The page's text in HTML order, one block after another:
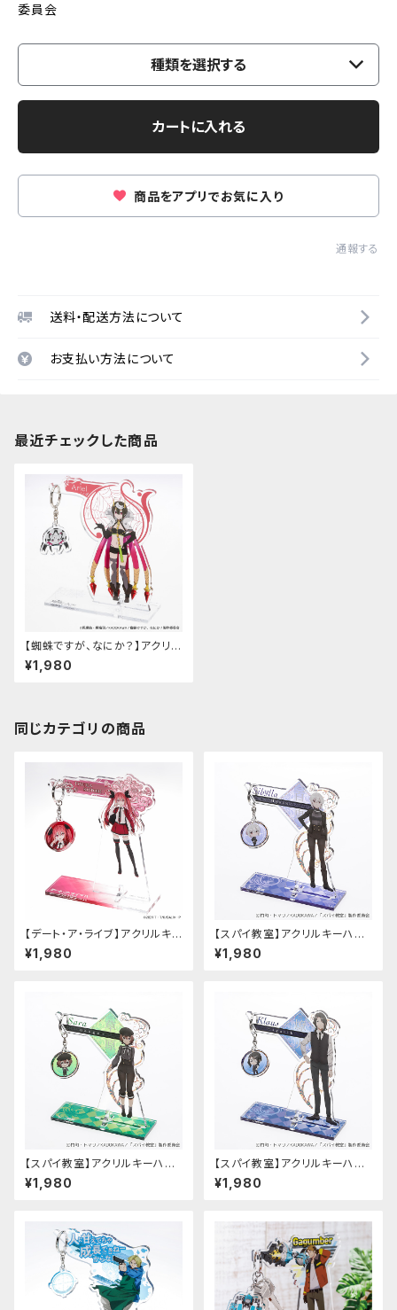
委員会
種類を選択する
カートに入れる
商品をアプリでお気に入り
通報する
送料・配送方法について
お支払い方法について
最近チェックした商品
【蜘蛛ですが、なにか？】アクリル
キーハンガー
¥1,980
同じカテゴリの商品
【デート・ア・ライブ】アクリルキ
ーハンガー（五河琴里）
¥1,980
【スパイ教室】アクリルキーハン
ガー（ジビア）
¥1,980
【スパイ教室】アクリルキーハン
ガー（サラ）
¥1,980
【スパイ教室】アクリルキーハン
ガー（クラウス）
¥1,980